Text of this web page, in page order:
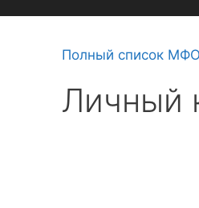
Полный список
Личный